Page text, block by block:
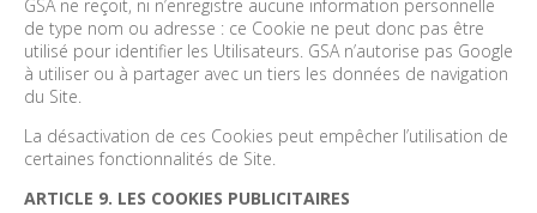
GSA ne reçoit, ni n’enregistre aucune information personnelle
de type nom ou adresse : ce Cookie ne peut donc pas être
utilisé pour identifier les Utilisateurs. GSA n’autorise pas Google
à utiliser ou à partager avec un tiers les données de navigation
du Site.
La désactivation de ces Cookies peut empêcher l’utilisation de
certaines fonctionnalités de Site.
ARTICLE 9. LES COOKIES PUBLICITAIRES